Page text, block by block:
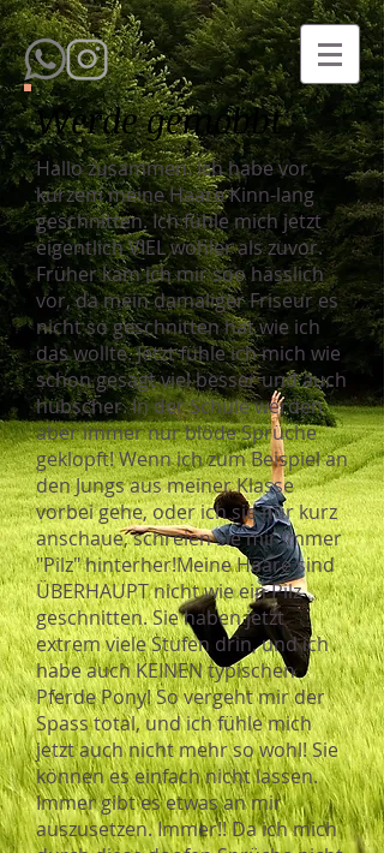
Werde gemobbt
Hallo zusammen. Ich habe vor
kurzem meine Haare Kinn-lang
geschnitten. Ich fühle mich jetzt
eigentlich VIEL wohler als zuvor.
Früher kam ich mir soo hässlich
vor, da mein damaliger Friseur es
nicht so geschnitten hat wie ich
das wollte. Jetzt fühle ich mich wie
schon gesagt viel besser und auch
hübscher. In der Schule werden
aber immer nur blöde Sprüche
geklopft! Wenn ich zum Beispiel an
den Jungs aus meiner Klasse
vorbei gehe, oder ich sie nur kurz
anschaue, schreien sie mir immer
"Pilz" hinterher!Meine Haare sind
ÜBERHAUPT nicht wie ein Pilz
geschnitten. Sie haben jetzt
extrem viele Stufen drin, und ich
habe auch KEINEN typischen
Pferde Pony! So vergeht mir der
Spass total, und ich fühle mich
jetzt auch nicht mehr so wohl! Sie
können es einfach nicht lassen.
Immer gibt es etwas an mir
auszusetzen. Immer!! Da ich mich